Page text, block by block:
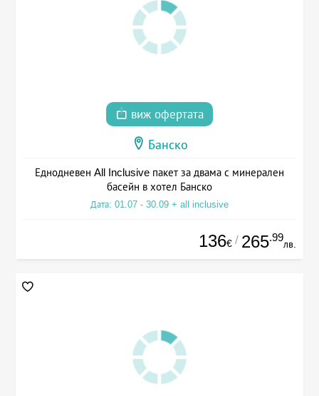
виж офертата
Банско
Еднодневен All Inclusive пакет за двама с минерален
басейн в хотел Банско
Дата: 01.07 - 30.09 + all inclusive
136€ / 265.99
лв.